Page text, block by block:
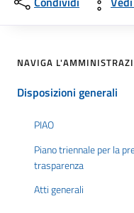
NAVIGA
Disposizioni generali
PIAO
Piano triennale per la
trasparenza
Atti generali